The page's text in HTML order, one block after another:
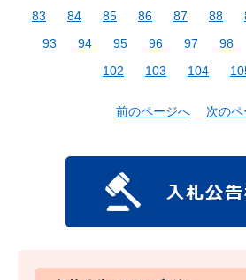
83
84 85 86 87 88
93
94 95 96 97 98
102
103 104
前のページへ 次の